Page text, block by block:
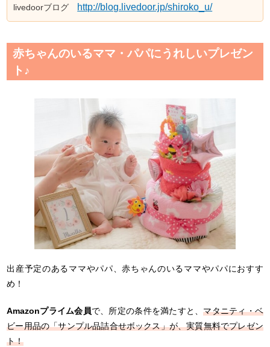
livedoorブログ http://blog.livedoor.jp/shiroko_u/
赤ちゃんのいるママ・パパにうれしいプレゼン
ト♪
出産予定のあるママやパパ、赤ちゃんのいるママやパパにおすす
め！
Amazonプライム会員で、所定の条件を満たすと、マタニティ・ベ
ビー用品の「サンプル品詰合せボックス」が、実質無料でプレゼン
ト！